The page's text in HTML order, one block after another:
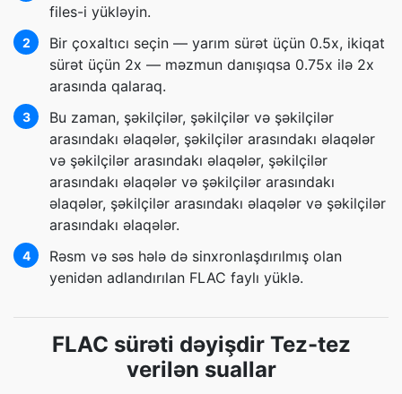
files-i yükləyin.
2
Bir çoxaltıcı seçin — yarım sürət üçün 0.5x, ikiqat
sürət üçün 2x — məzmun danışıqsa 0.75x ilə 2x
arasında qalaraq.
3
Bu zaman, şəkilçilər, şəkilçilər və şəkilçilər
arasındakı əlaqələr, şəkilçilər arasındakı əlaqələr
və şəkilçilər arasındakı əlaqələr, şəkilçilər
arasındakı əlaqələr və şəkilçilər arasındakı
əlaqələr, şəkilçilər arasındakı əlaqələr və şəkilçilər
arasındakı əlaqələr.
4
Rəsm və səs hələ də sinxronlaşdırılmış olan
yenidən adlandırılan FLAC faylı yüklə.
FLAC sürəti dəyişdir Tez-tez
verilən suallar